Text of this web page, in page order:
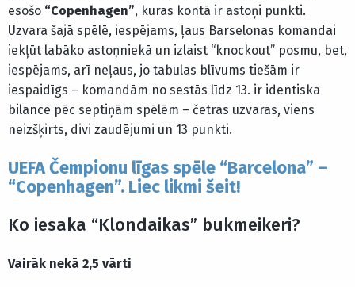
esošo “Copenhagen”, kuras kontā ir astoņi punkti.
Uzvara šajā spēlē, iespējams, ļaus Barselonas komandai
iekļūt labāko astoņniekā un izlaist “knockout” posmu, bet,
iespējams, arī neļaus, jo tabulas blīvums tiešām ir
iespaidīgs – komandām no sestās līdz 13. ir identiska
bilance pēc septiņām spēlēm – četras uzvaras, viens
neizšķirts, divi zaudējumi un 13 punkti.
UEFA Čempionu līgas spēle “Barcelona” –
“Copenhagen”. Liec likmi šeit!
Ko iesaka “Klondaikas” bukmeikeri?
Vairāk nekā 2,5 vārti